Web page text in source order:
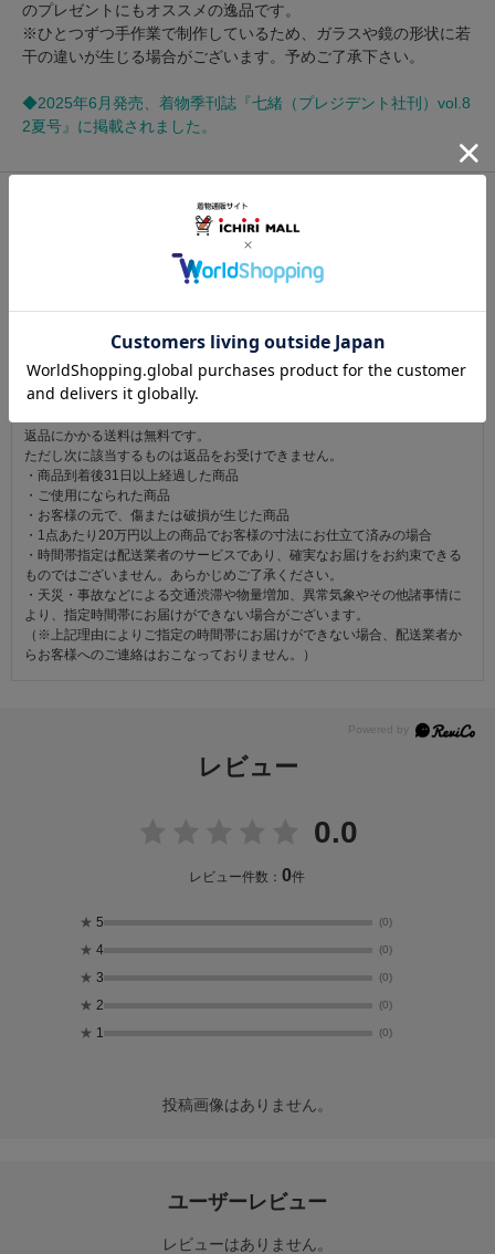
のプレゼントにもオススメの逸品です。
※ひとつずつ手作業で制作しているため、ガラスや鏡の形状に若
干の違いが生じる場合がございます。予めご了承下さい。
◆2025年6月発売、着物季刊誌『七緒（プレジデント社刊）vol.8
2夏号』に掲載されました。
根付/ガラス製
この商品を見た人は
注意事項
返品にかかる送料は無料です。
ただし次に該当するものは返品をお受けできません。
・商品到着後31日以上経過した商品
・ご使用になられた商品
・お客様の元で、傷または破損が生じた商品
・1点あたり20万円以上の商品でお客様の寸法にお仕立て済みの場合
・時間帯指定は配送業者のサービスであり、確実なお届けをお約束できる
ものではございません。あらかじめご了承ください。
・天災・事故などによる交通渋滞や物量増加、異常気象やその他諸事情に
より、指定時間帯にお届けができない場合がございます。
（※上記理由によりご指定の時間帯にお届けができない場合、配送業者か
らお客様へのご連絡はおこなっておりません。）
レビュー
0.0
レビュー件数：0件
★ 5 (0)
★ 4 (0)
★ 3 (0)
★ 2 (0)
★ 1 (0)
投稿画像はありません。
ユーザーレビュー
レビューはありません。